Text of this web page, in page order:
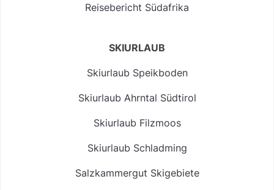
Reisebericht Südafrika
SKIURLAUB
Skiurlaub Speikboden
Skiurlaub Ahrntal Südtirol
Skiurlaub Filzmoos
Skiurlaub Schladming
Salzkammergut Skigebiete